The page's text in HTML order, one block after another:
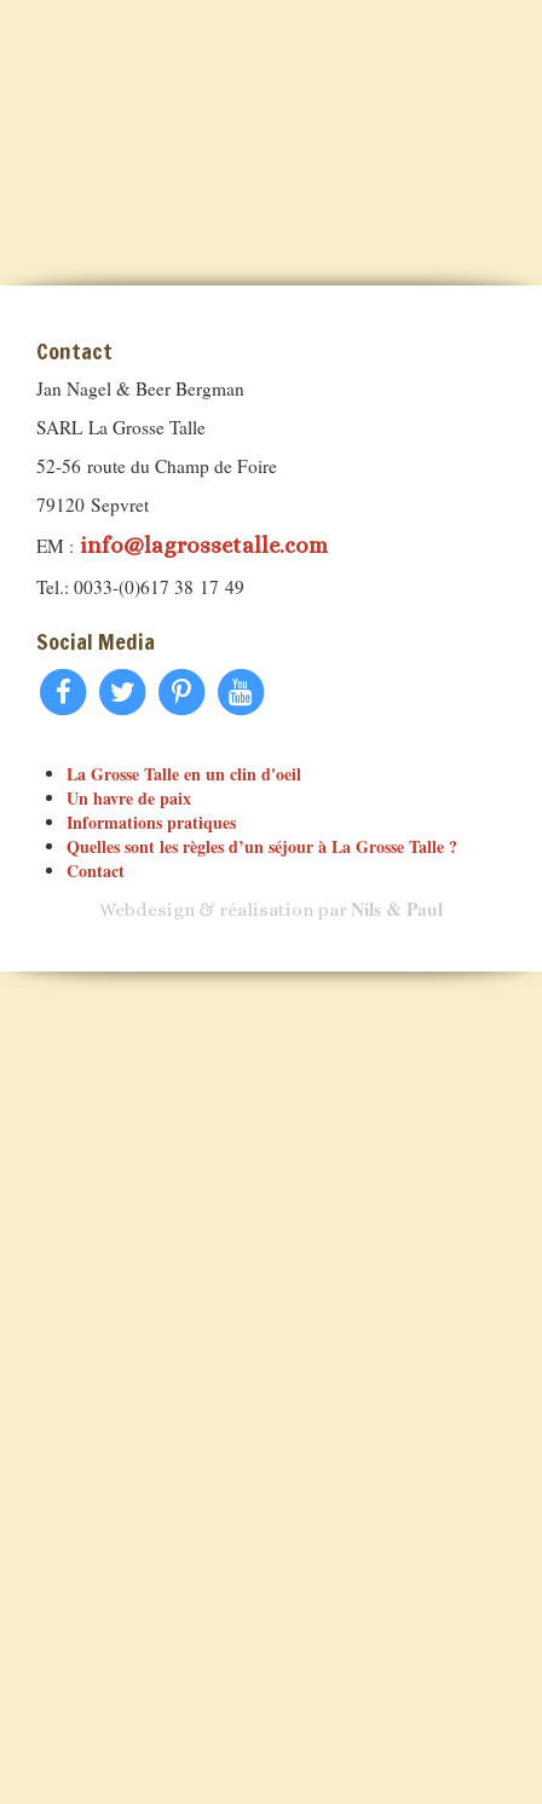
Contact
Jan Nagel & Beer Bergman
SARL La Grosse Talle
52-56 route du Champ de Foire
79120 Sepvret
EM : info@lagrossetalle.com
Tel.: 0033-(0)617 38 17 49
Social Media
La Grosse Talle en un clin d'oeil
Un havre de paix
Informations pratiques
Quelles sont les règles d’un séjour à La Grosse Talle ?
Contact
Webdesign & réalisation par Nils & Paul